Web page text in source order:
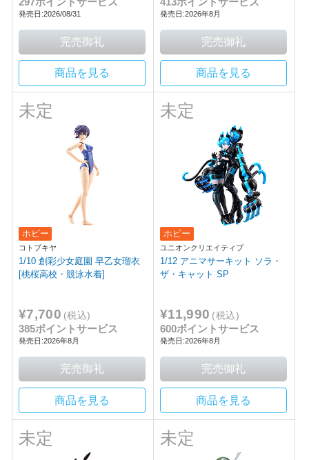
発売日:2026/08/31
商品を見る
発売日:2026年8月
商品を見る
未定
ホビー
コトブキヤ
1/10 創彩少女庭園 早乙女瑠衣
[桃桜高校・競泳水着]
¥7,700 (税込)
385ポイントサービス
発売日:2026年8月
商品を見る
未定
ホビー
ユニオンクリエイティブ
1/12 アニマサーキット ソラ・
ザ・キャット SP
¥11,990 (税込)
600ポイントサービス
発売日:2026年8月
商品を見る
未定 未定